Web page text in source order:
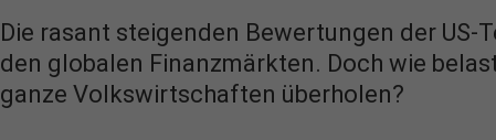
Die rasant steigenden Bewertungen der
den globalen Finanzmärkten. Doch wie
ganze Volkswirtschaften überholen?